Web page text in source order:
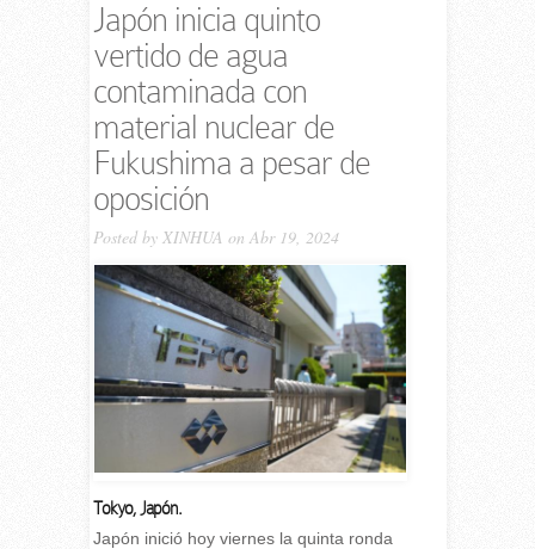
Japón inicia quinto
vertido de agua
contaminada con
material nuclear de
Fukushima a pesar de
oposición
Posted by XINHUA on Abr 19, 2024
Tokyo, Japón.
Japón inició hoy viernes la quinta ronda